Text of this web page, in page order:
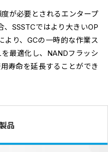
が必要とされるエンタープ
、SSSTCではより大きいOP
より、GCの一時的な作業ス
最適化し、NANDフラッシ
寿命を延長することができ
品